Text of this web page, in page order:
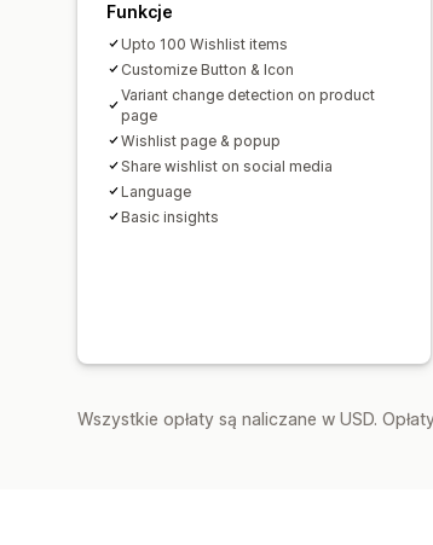
Funkcje
Upto 100 Wishlist items
Customize Button & Icon
Variant change detection on product
page
Wishlist page & popup
Share wishlist on social media
Language
Basic insights
Wszystkie opłaty są naliczane w USD.